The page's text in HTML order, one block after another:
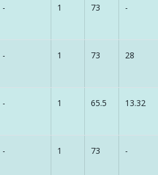
- 1 73 -
- 1 73 28
- 1 65.5 13.32
- 1 73 -